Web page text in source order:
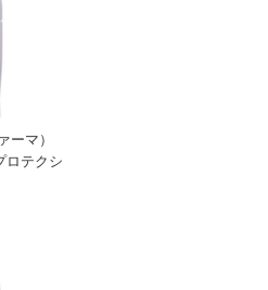
ーマ）
ロテクシ